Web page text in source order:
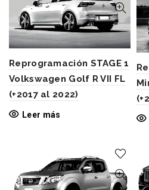
Reprogramación STAGE 1
Volkswagen Golf R VII FL
(+2017 al 2022)
Leer más